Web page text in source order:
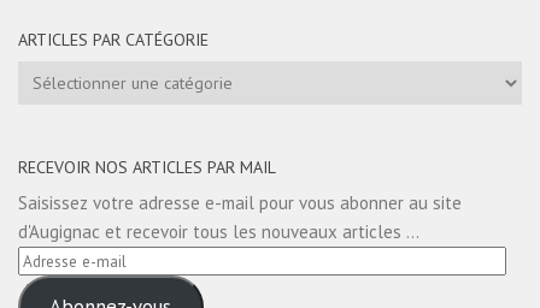
ARTICLES PAR CATÉGORIE
Articles
RECEVOIR NOS ARTICLES PAR MAIL
Saisissez votre adresse e-mail pour vous abonner au site
d'Augignac et recevoir tous les nouveaux articles ...
Adresse
e-